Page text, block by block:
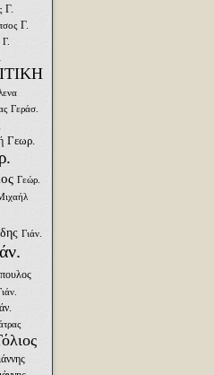
Γ.
Γ.
Γ.
Γεράσ.
Γεωρ.
Γεώρ.
Γιάν.